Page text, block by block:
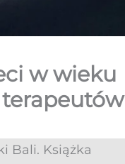
w wieku
Bali. Książka